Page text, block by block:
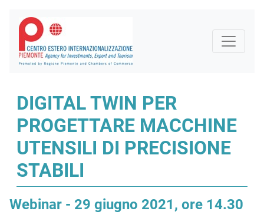
DIGITAL TWIN PER
PROGETTARE MACCHINE
UTENSILI DI PRECISIONE
STABILI
Webinar - 29 giugno 2021, ore 14.30